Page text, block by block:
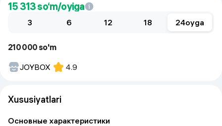
15 313so‘m/oyiga
3 6 12 18 24oyga
210 000 so'm
JOYBOX
4.9
Xususiyatlari
Основные характеристики